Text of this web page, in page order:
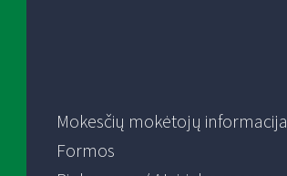
Mokesčių mokėtojų informacija
Formos